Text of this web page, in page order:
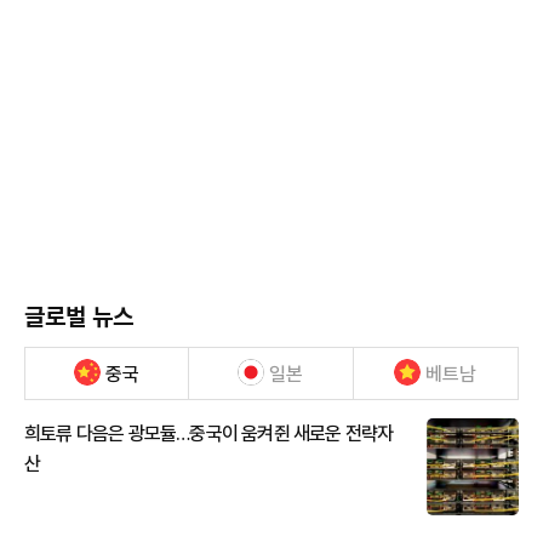
글로벌 뉴스
중국 일본 베트남
희토류 다음은 광모듈…중국이 움켜쥔 새로운 전략자
산